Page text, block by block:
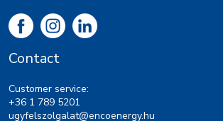
Contact
Customer service:
+36 1 789 5201
ugyfelszolgalat@encoenergy.hu